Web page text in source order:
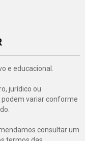
e educacional.
jurídico ou
variar conforme
consultar um